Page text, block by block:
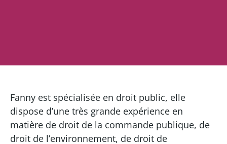
Fanny est spécialisée en droit public, elle
dispose d’une très grande expérience en
matière de droit de la commande publique, de
droit de l’environnement, de droit de